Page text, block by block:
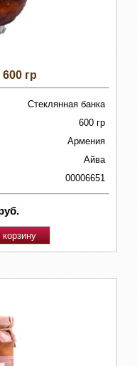
гр
Стеклянная банка
600 гр
Армения
Айва
00006651